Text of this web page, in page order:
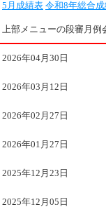
5月成績表 令和8年総合
上部メニューの段審月例
2026年04月30日
2026年03月12日
2026年02月27日
2026年01月27日
2025年12月23日
2025年12月05日